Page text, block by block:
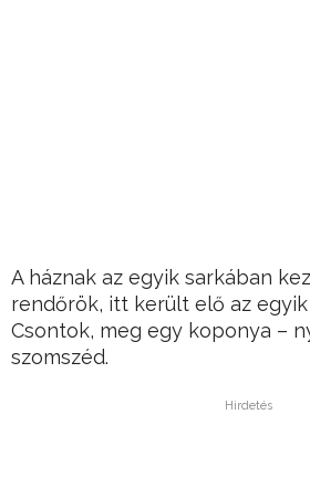
A háznak az egyik sarkában
rendőrök, itt került elő az
Csontok, meg egy koponya –
szomszéd.
Hirdetés